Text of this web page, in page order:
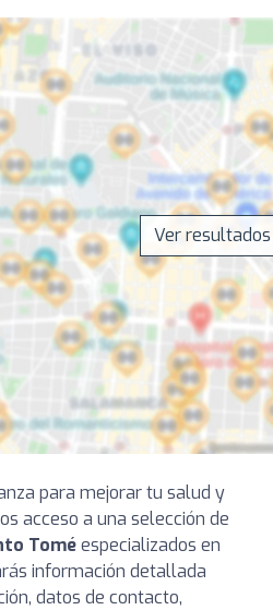
Ver
para mejorar tu salud y
acceso a una selección de
Toméespecializados en
información detallada
datos de contacto,